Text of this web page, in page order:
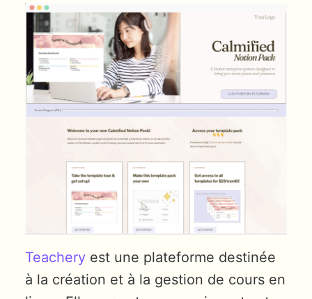
Teachery est une plateforme destinée
à la création et à la gestion de cours en